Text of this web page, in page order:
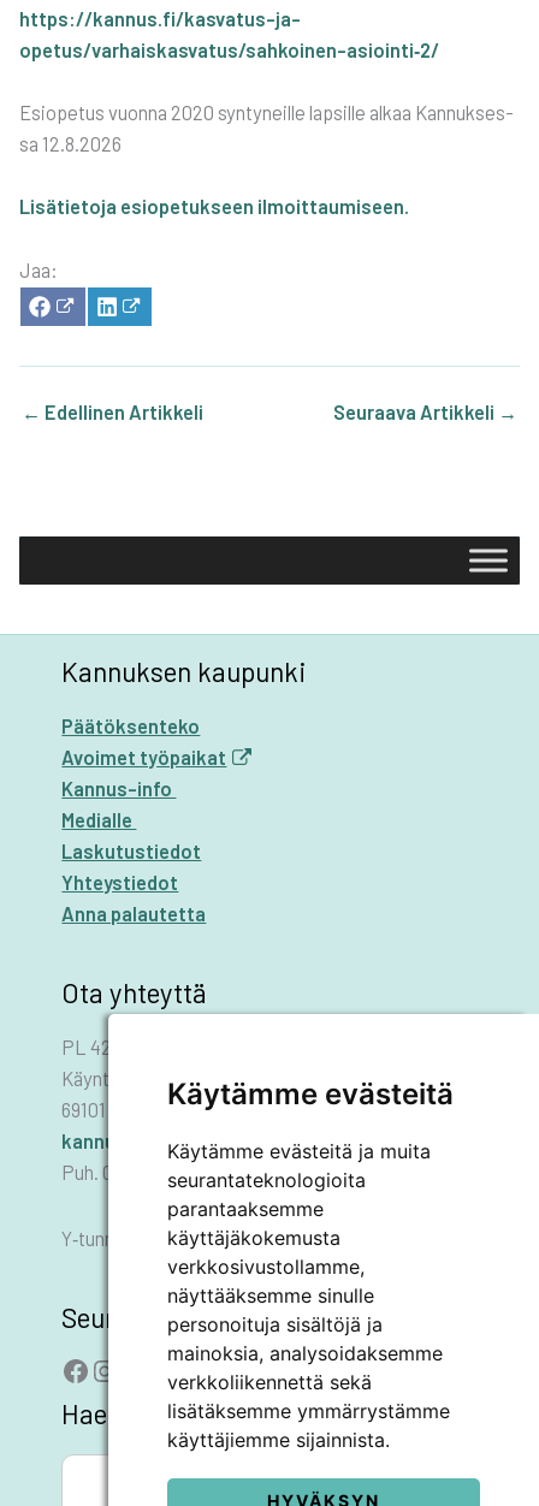
Käytämme evästeitä
Käytämme evästeitä ja muita
seurantateknologioita
parantaaksemme
käyttäjäkokemusta
verkkosivustollamme,
näyttääksemme sinulle
personoituja sisältöjä ja
mainoksia, analysoidaksemme
verkkoliikennettä sekä
lisätäksemme ymmärrystämme
käyttäjiemme sijainnista.
HYVÄKSYN
https://kannus.fi/kasvatus-ja-
opetus/varhaiskasvatus/sahkoinen-asiointi‑2/
Esio­pe­tus vuon­na 2020 syn­ty­neil­le lap­sil­le alkaa Kan­nuk­ses­
sa 12.8.2026
Lisä­tie­to­ja esio­pe­tuk­seen ilmoit­tau­mi­seen.
Jaa:
SHA­
RE
FACE­
SHA­
RE
LIN­
← Edellinen Artikkeli Seuraava Artikkeli →
Kannuksen kaupunki
Päätöksenteko
Avoimet työpaikat
Kannus-info
Medialle
Laskutustiedot
Yhteystiedot
Anna palautetta
Ota yhteyttä
PL 42
Käyntiosoite: Asematie 1
69101 KANNUS
kannus.kaupunki@kannus.ﬁ
Puh. 06 8745 111
Y‑tunnus 0178455–6
Seuraa meitä
Facebook
Instagram
LinkedIn
YouTube
Hae sivustolta
Search